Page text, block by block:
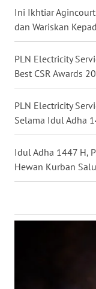
Ini Ikhtiar
dan Wariskan
PLN Electricity
Best CSR Awards
PLN Electricity
Selama Idul Adha
Idul Adha 1447 H,
Hewan Kurban
TOBA
NIAS
WN